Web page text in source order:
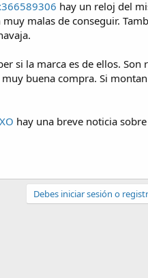
hay un reloj del
malas de conseguir.
si la marca es de ellos. Son
buena compra. Si
hay una breve noticia
Debes iniciar sesión o